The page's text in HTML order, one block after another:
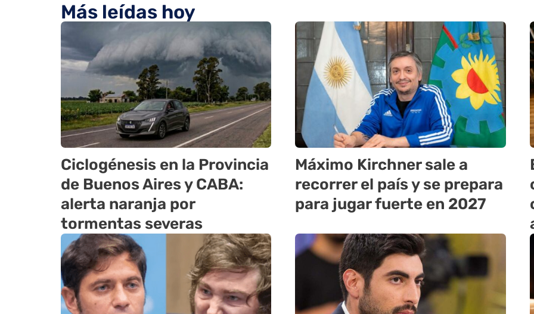
Más leídas hoy
Ciclogénesis en la Provincia
de Buenos Aires y CABA:
alerta naranja por
tormentas severas
Máximo Kirchner sale a
recorrer el país y se prepara
para jugar fuerte en 2027